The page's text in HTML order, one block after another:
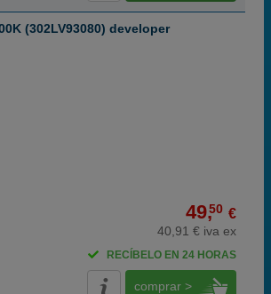
(302LV93080) developer
49,50 €
40,91 € iva ex
RECÍBELO EN 24 HORAS
comprar >